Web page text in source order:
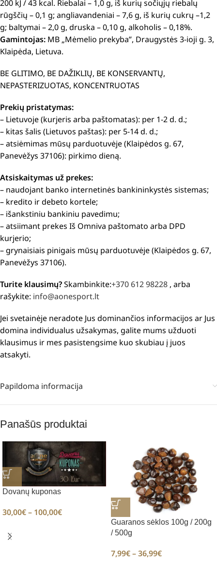
200 kJ / 43 kcal. Riebalai – 1,0 g, iš kurių sočiųjų riebalų
rūgščių – 0,1 g; angliavandeniai – 7,6 g, iš kurių cukrų –1,2
g; baltymai – 2,0 g, druska – 0,10 g, alkoholis – 0,18%.
Gamintojas: MB „Mėmelio prekyba”, Draugystės 3-ioji g. 3,
Klaipėda, Lietuva.
BE GLITIMO, BE DAŽIKLIŲ, BE KONSERVANTŲ,
NEPASTERIZUOTAS, KONCENTRUOTAS
Prekių pristatymas:
– Lietuvoje (kurjeris arba paštomatas): per 1-2 d. d.;
– kitas šalis (Lietuvos paštas): per 5-14 d. d.;
– atsiėmimas mūsų parduotuvėje (Klaipėdos g. 67,
Panevėžys 37106): pirkimo dieną.
Atsiskaitymas už prekes:
– naudojant banko internetinės bankininkystės sistemas;
– kredito ir debeto kortele;
– išankstiniu bankiniu pavedimu;
– atsiimant prekes Iš Omniva paštomato arba DPD
kurjerio;
– grynaisiais pinigais mūsų parduotuvėje (Klaipėdos g. 67,
Panevėžys 37106).
Turite klausimų?Skambinkite:+370 612 98228 , arba
rašykite: info@aonesport.lt
Jei svetainėje neradote Jus dominančios informacijos ar Jus
domina individualus užsakymas, galite mums užduoti
klausimus ir mes pasistengsime kuo skubiau į juos
atsakyti.
Papildoma informacija
Panašūs produktai
Dovanų kuponas
30,00€– 100,00€
Guaranos sėklos 100g / 200g
/ 500g
7,99€–36,99€